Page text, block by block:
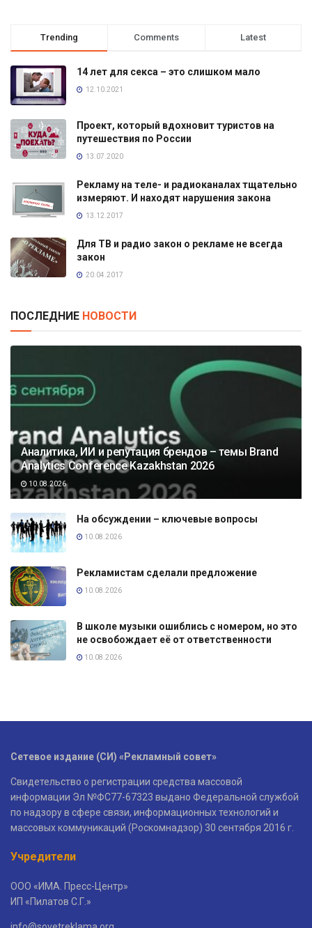
Trending Comments Latest
14 лет для секса – это слишком мало
12.10.2021
Проект, который вдохновит туристов на
путешествия по России
13.07.2020
Рекламу на теле- и радиоканалах тщательно
измеряют. И находят нарушения закона
13.12.2017
Для ТВ и радио закон о рекламе не всегда
закон
20.04.2017
ПОСЛЕДНИЕ НОВОСТИ
Аналитика, ИИ и репутация брендов – темы Brand
Analytics Conference Kazakhstan 2026
10.08.2026
На обсуждении – ключевые вопросы
10.08.2026
Рекламистам сделали предложение
10.08.2026
В школе музыки ошиблись с номером, но это
не освобождает её от ответственности
10.08.2026
Сетевое издание (СИ) «Рекламный совет»
Свидетельство о регистрации средства массовой
информации Эл №ФС77-67323 выдано Федеральной службой
по надзору в сфере связи, информационных технологий и
массовых коммуникаций (Роскомнадзор) 30 сентября 2016 г.
Учредители
ООО «ИМА. Пресс-Центр»
ИП «Пилатов С.Г.»